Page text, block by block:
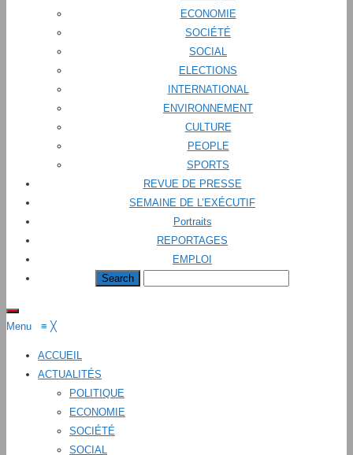
ECONOMIE
SOCIÉTÉ
SOCIAL
ELECTIONS
INTERNATIONAL
ENVIRONNEMENT
CULTURE
PEOPLE
SPORTS
REVUE DE PRESSE
SEMAINE DE L’EXÉCUTIF
Portraits
REPORTAGES
EMPLOI
Menu ≡ ╳
ACCUEIL
ACTUALITÉS
POLITIQUE
ECONOMIE
SOCIÉTÉ
SOCIAL